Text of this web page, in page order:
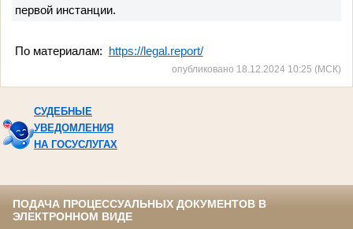
первой инстанции.
По материалам: https://legal.report/
опубликовано 18.12.2024 10:25 (МСК)
СУДЕБНЫЕ
УВЕДОМЛЕНИЯ
НА ГОСУСЛУГАХ
ПОДАЧА ПРОЦЕССУАЛЬНЫХ ДОКУМЕНТОВ В
ЭЛЕКТРОННОМ ВИДЕ